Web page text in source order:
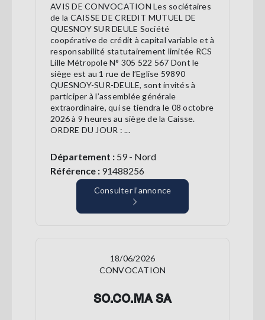
AVIS DE CONVOCATION Les sociétaires
de la CAISSE DE CREDIT MUTUEL DE
QUESNOY SUR DEULE Société
coopérative de crédit à capital variable et à
responsabilité statutairement limitée RCS
Lille Métropole N° 305 522 567 Dont le
siège est au 1 rue de l’Eglise 59890
QUESNOY-SUR-DEULE, sont invités à
participer à l’assemblée générale
extraordinaire, qui se tiendra le 08 octobre
2026 à 9 heures au siège de la Caisse.
ORDRE DU JOUR : ...
Département : 59 - Nord
Référence : 91488256
Consulter l’annonce
18/06/2026
CONVOCATION
SO.CO.MA SA